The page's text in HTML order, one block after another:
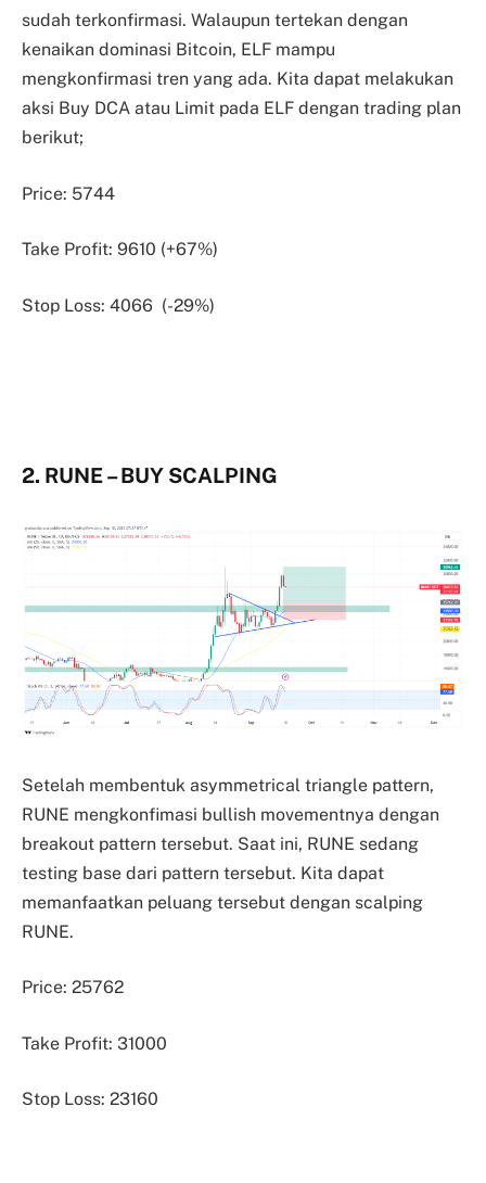
sudah terkonfirmasi. Walaupun tertekan dengan
kenaikan dominasi Bitcoin, ELF mampu
mengkonfirmasi tren yang ada. Kita dapat melakukan
aksi Buy DCA atau Limit pada ELF dengan trading plan
berikut;
Price: 5744
Take Profit: 9610 (+67%)
Stop Loss: 4066 (-29%)
2. RUNE – BUY SCALPING
Setelah membentuk asymmetrical triangle pattern,
RUNE mengkonfimasi bullish movementnya dengan
breakout pattern tersebut. Saat ini, RUNE sedang
testing base dari pattern tersebut. Kita dapat
memanfaatkan peluang tersebut dengan scalping
RUNE.
Price: 25762
Take Profit: 31000
Stop Loss: 23160